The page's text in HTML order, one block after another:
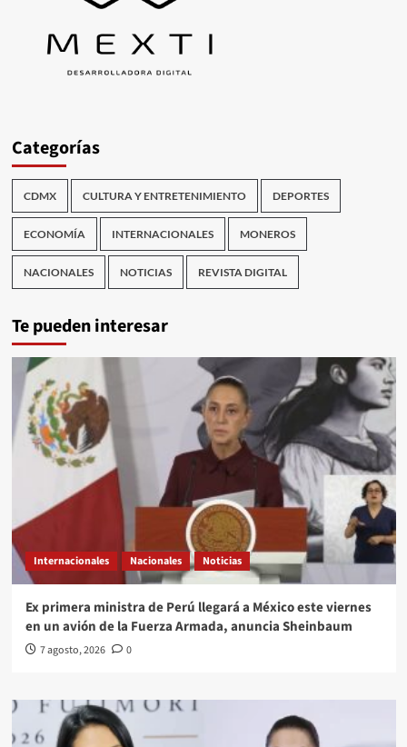
Categorías
CDMX CULTURA Y ENTRETENIMIENTO DEPORTES
ECONOMÍA INTERNACIONALES MONEROS
NACIONALES NOTICIAS REVISTA DIGITAL
Te pueden interesar
Internacionales Nacionales Noticias
Ex primera ministra de Perú llegará a México este viernes
en un avión de la Fuerza Armada, anuncia Sheinbaum
7 agosto, 2026 0